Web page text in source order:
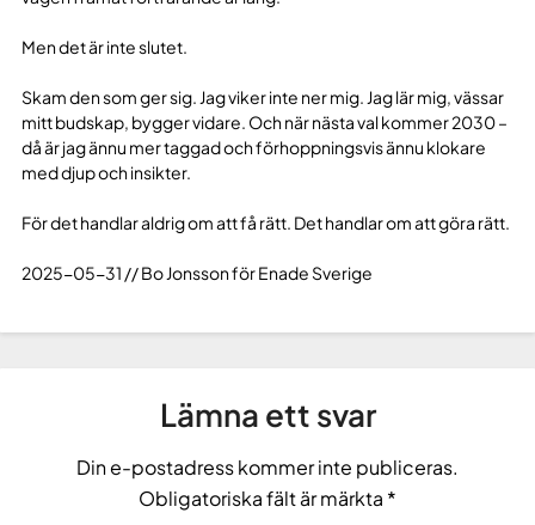
Men det är inte slutet.
Skam den som ger sig. Jag viker inte ner mig. Jag lär mig, vässar
mitt budskap, bygger vidare. Och när nästa val kommer 2030 –
då är jag ännu mer taggad och förhoppningsvis ännu klokare
med djup och insikter.
För det handlar aldrig om att få rätt. Det handlar om att göra rätt.
2025-05-31 // Bo Jonsson för Enade Sverige
Lämna ett svar
Din e-postadress kommer inte publiceras.
Obligatoriska fält är märkta *